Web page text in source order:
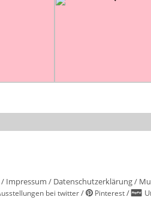
/ Impressum / Datenschutzerklärung/
bei twitter/ Pinterest/